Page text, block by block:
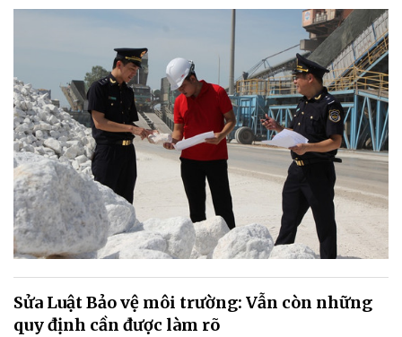
Sửa Luật Bảo vệ môi trường: Vẫn còn những
quy định cần được làm rõ